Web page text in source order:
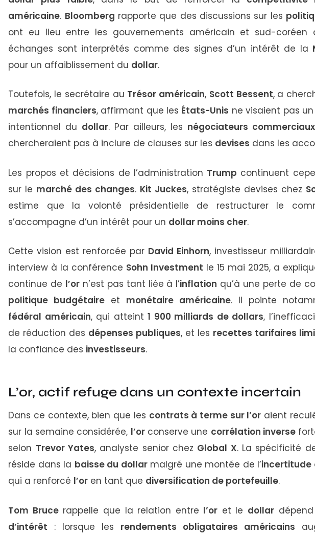
américaine. Bloomberg rapporte que des discussions sur les
ont eu lieu entre les gouvernements américain et sud-coréen
échanges sont interprétés comme des signes d’un intérêt de la
pour un affaiblissement du dollar.
Toutefois, le secrétaire au Trésor américain, Scott Bessent, a
marchés financiers, affirmant que les États-Unis nevisaient pas un
intentionnel du dollar. Par ailleurs, les négociateurs commerciaux
chercheraient pas à inclure de clauses sur les devises dans les
Les propos et décisions de l’administration Trump continuent
sur le marché des changes. Kit Juckes, stratégiste devises chez
estime que la volonté présidentielle de restructurer le
s’accompagne d’un intérêt pour un dollar moins cher.
Cettevision est renforcée par David Einhorn, investisseur
interview à la conférence Sohn Investment le 15 mai 2025, a
continue de l’or n’est pas tant liée à l’inflation qu’à une perte de
politique budgétaire et monétaire américaine. Il pointe
fédéral américain, qui atteint1 900 milliards de dollars,
de réduction des dépenses publiques, et les recettes tarifaires
la confiance des investisseurs.
L’or, actif refuge dans un contexte incertain
Dans ce contexte, bien que les contrats à terme sur l’or aient
sur la semaine considérée, l’or conserve une corrélation inverse
selon Trevor Yates, analyste senior chez Global X. La spécificité
réside dans la baisse du dollar malgré une montée de l’incertitude
qui a renforcé l’or en tant que diversification de portefeuille.
Tom Bruce rappelle que la relation entre l’or et le dollar dépend
d’intérêt : lorsque les rendements obligataires américains